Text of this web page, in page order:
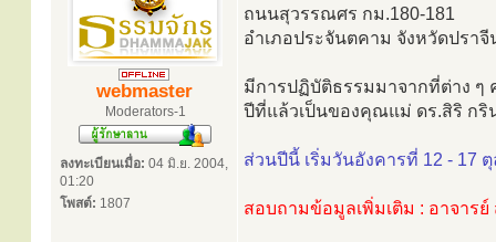
webmaster
Moderators-1
ลงทะเบียนเมื่อ: 04 มิ.ย. 2004,
01:20
โพสต์: 1807
ถนนสุวรรณศร กม.180-181
อำเภอประจันตคาม จังหวัดปราจี
มีการปฏิบัติธรรมมาจากที่ต่าง ๆ
ปีที่แล้วเป็นของคุณแม่ ดร.สิริ กริ
ส่วนปีนี้ เริ่มวันอังคารที่ 12 - 17
สอบถามข้อมูลเพิ่มเติม : อาจาร